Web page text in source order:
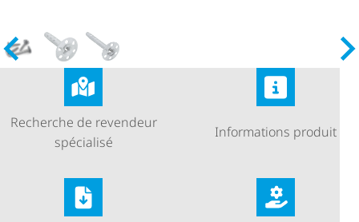
Recherche de revendeur
spécialisé
Informations produit